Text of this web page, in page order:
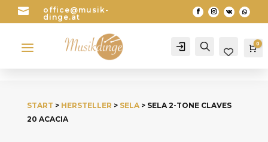

office@musik-
dinge.at
a Account Search 0
START > HERSTELLER > SELA> SELA 2-TONE CLAVES
20 ACACIA